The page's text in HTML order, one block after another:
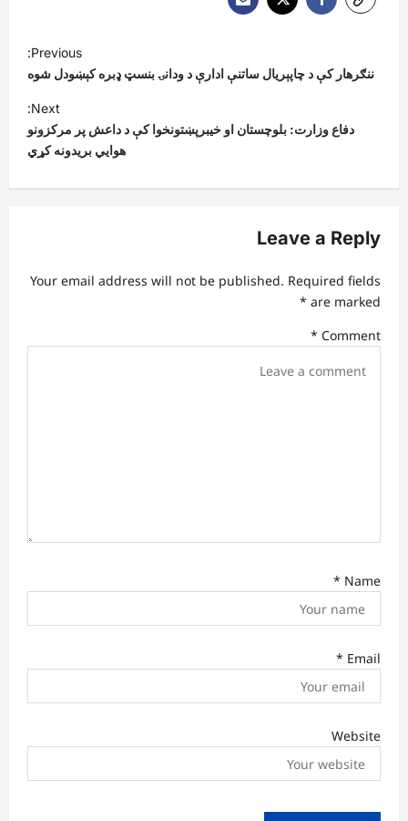
o
a
i
a
i
Previous:
ننګرهار کې د چاپېریال ساتنې ادارې د ودانۍ بنسټ ډبره کېښودل شوه
Next:
دفاع وزارت: بلوچستان او خیبرپښتونخوا کې د داعش پر مرکزونو
هوايي بریدونه کړي
Leave a Reply
Your email address will not be published. Required fields
are marked
*
Comment
*
Name
*
Email
*
Website